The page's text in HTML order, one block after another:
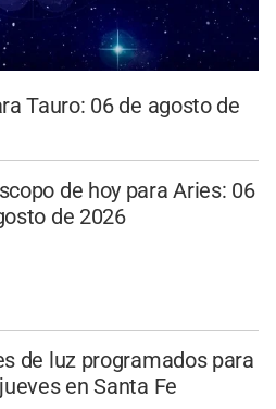
Tauro: 06 de agosto de
de hoy para Aries: 06
de 2026
de luz programados para
en Santa Fe